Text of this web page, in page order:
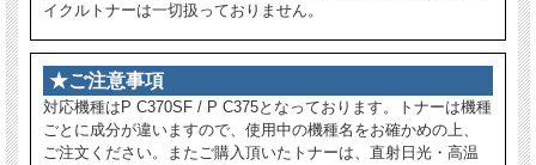
イクルトナーは一切扱っておりません。
★ご注意事項
対応機種はP C370SF / P C375となっております。トナーは機種
ごとに成分が違いますので、使用中の機種名をお確かめの上、
ご注文ください。またご購入頂いたトナーは、直射日光・高温